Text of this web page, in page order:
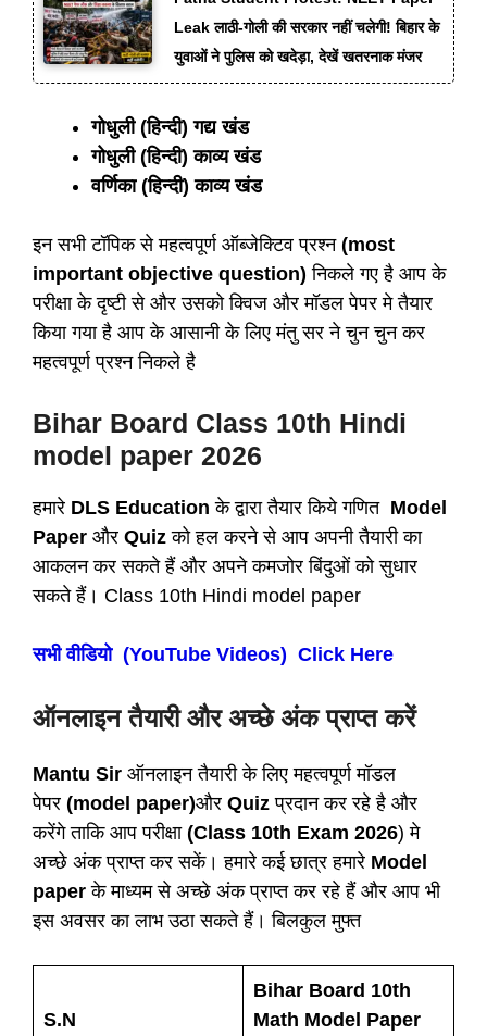
Leak लाठी-गोली की सरकार नहीं चलेगी! बिहार के
युवाओं ने पुलिस को खदेड़ा, देखें खतरनाक मंजर
गोधुली (हिन्दी) गद्य खंड
गोधुली (हिन्दी) काव्य खंड
वर्णिका (हिन्दी) काव्य खंड
इन सभी टॉपिक से महत्वपूर्ण ऑब्जेक्टिव प्रश्न (most
important objective question) निकले गए है आप के
परीक्षा के दृष्टी से और उसको क्विज और मॉडल पेपर मे तैयार
किया गया है आप के आसानी के लिए मंतु सर ने चुन चुन कर
महत्वपूर्ण प्रश्न निकले है
Bihar Board Class 10th Hindi
model paper 2026
हमारे DLS Education के द्वारा तैयार किये गणित Model
Paper और Quiz को हल करने से आप अपनी तैयारी का
आकलन कर सकते हैं और अपने कमजोर बिंदुओं को सुधार
सकते हैं। Class 10th Hindi model paper
सभी वीडियो (YouTube Videos) Click Here
ऑनलाइन तैयारी और अच्छे अंक प्राप्त करें
Mantu Sir ऑनलाइन तैयारी के लिए महत्वपूर्ण मॉडल
पेपर (model paper)और Quiz प्रदान कर रहे है और
करेंगे ताकि आप परीक्षा (Class 10th Exam 2026) मे
अच्छे अंक प्राप्त कर सकें। हमारे कई छात्र हमारे Model
paper के माध्यम से अच्छे अंक प्राप्त कर रहे हैं और आप भी
इस अवसर का लाभ उठा सकते हैं। बिलकुल मुफ्त
S.N
Bihar Board 10th
Math Model Paper